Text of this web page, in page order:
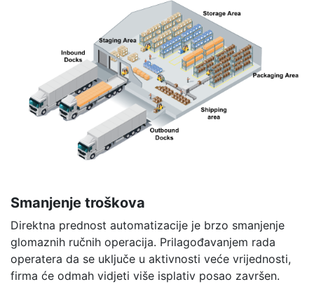
Smanjenje troškova
Direktna prednost automatizacije je brzo smanjenje
glomaznih ručnih operacija. Prilagođavanjem rada
operatera da se uključe u aktivnosti veće vrijednosti,
firma će odmah vidjeti više isplativ posao završen.